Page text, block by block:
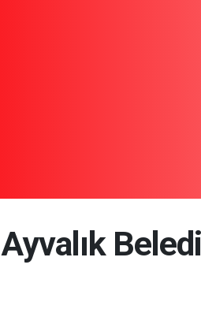
Ayvalık